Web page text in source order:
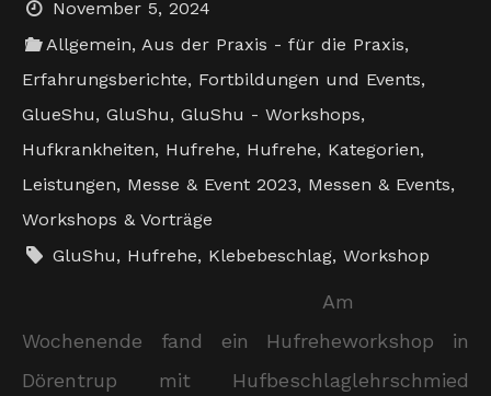
November 5, 2024
Allgemein,Aus der Praxis - für die Praxis,
Erfahrungsberichte, Fortbildungen und Events,
GlueShu, GluShu, GluShu - Workshops,
Hufkrankheiten, Hufrehe, Hufrehe, Kategorien,
Leistungen, Messe & Event 2023, Messen & Events,
Workshops & Vorträge
GluShu, Hufrehe, Klebebeschlag,Workshop
Am
Wochenende fand ein Hufreheworkshop in
Dörentrup mit Hufbeschlaglehrschmied